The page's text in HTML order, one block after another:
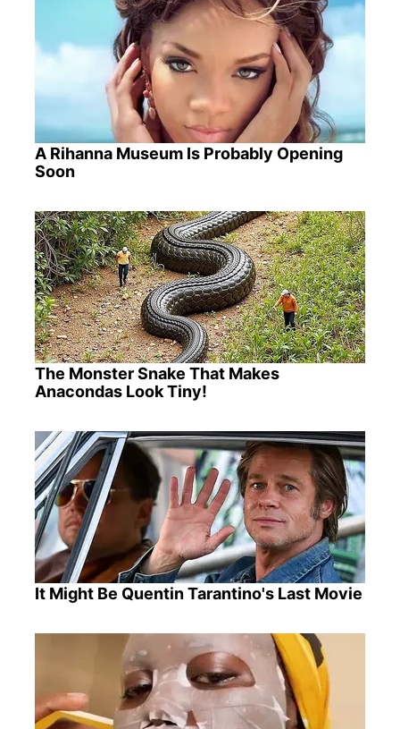
A Rihanna Museum Is Probably Opening
Soon
The Monster Snake That Makes
Anacondas Look Tiny!
It Might Be Quentin Tarantino's Last Movie